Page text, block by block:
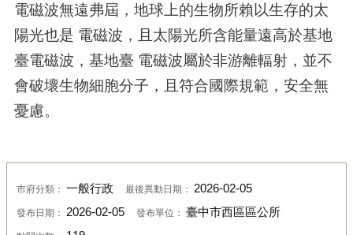
電磁波無遠弗屆，地球上的生物所賴以生存的太
陽光也是 電磁波，且太陽光所含能量遠高於基地
臺電磁波，基地臺 電磁波屬於非游離輻射，並不
會破壞生物細胞分子，且符合國際規範，安全無
憂慮。
市府分類： 一般行政 最後異動日期： 2026-02-05
發布日期： 2026-02-05 發布單位： 臺中市西區區公所